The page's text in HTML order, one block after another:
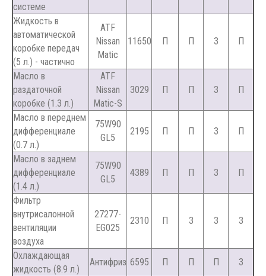
системе
Жидкость в
автоматической
коробке передач
(5 л.) - частично
ATF
Nissan
Matic
11650 П П З П
Масло в
раздаточной
коробке (1.3 л.)
ATF
Nissan
Matic-S
3029 П П З П
Масло в переднем
дифференциале
(0.7 л.)
75W90
GL5
2195 П П З П
Масло в заднем
дифференциале
(1.4 л.)
75W90
GL5
4389 П П З П
Фильтр
внутрисалонной
вентиляции
воздуха
27277-
EG025
2310 П З З З
Охлаждающая
жидкость (8.9 л.)
Антифриз 6595 П П П
З